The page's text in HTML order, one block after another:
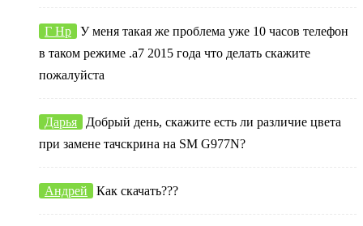
Г Нр
У меня такая же проблема уже 10 часов телефон
в таком режиме .а7 2015 года что делать скажите
пожалуйста
Дарья
Добрый день, скажите есть ли различие цвета
при замене тачскрина на SM G977N?
Андрей Как скачать???